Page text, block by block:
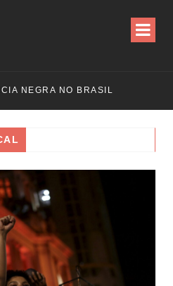
NEGRA NO BRASIL